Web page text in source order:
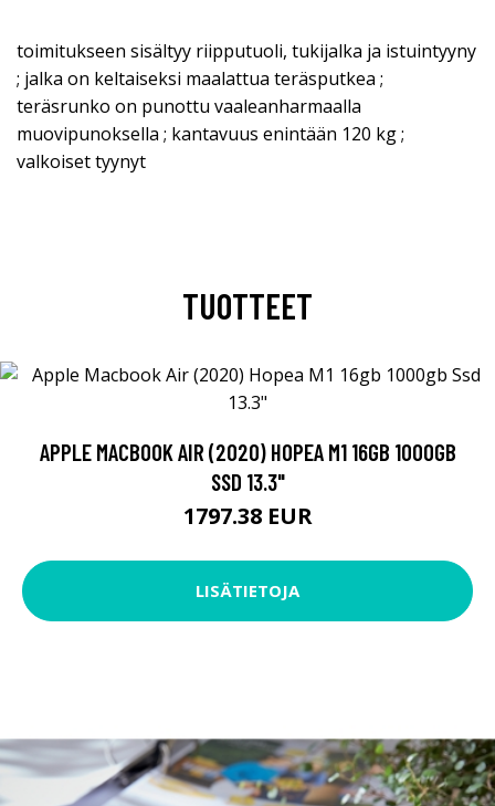
toimitukseen sisältyy riipputuoli, tukijalka ja istuintyyny
; jalka on keltaiseksi maalattua teräsputkea ;
teräsrunko on punottu vaaleanharmaalla
muovipunoksella ; kantavuus enintään 120 kg ;
valkoiset tyynyt
TUOTTEET
APPLE MACBOOK AIR (2020) HOPEA M1 16GB 1000GB
SSD 13.3"
1797.38 EUR
LISÄTIETOJA